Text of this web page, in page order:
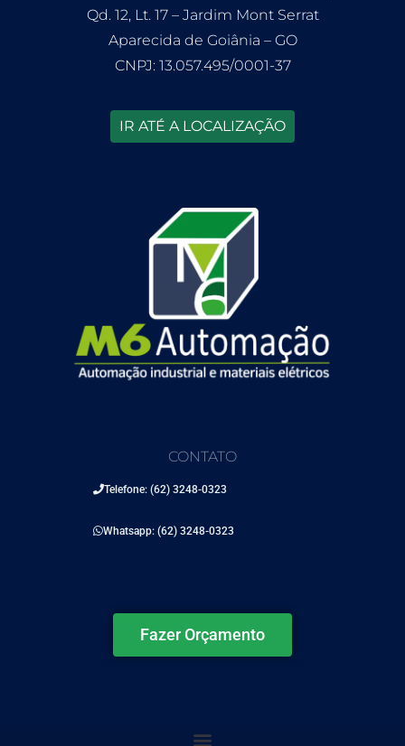
Qd. 12, Lt. 17 – Jardim Mont Serrat
Aparecida de Goiânia – GO
CNPJ: 13.057.495/0001-37
IR ATÉ A LOCALIZAÇÃO
CONTATO
Telefone: (62) 3248-0323
Whatsapp: (62) 3248-0323
Fazer Orçamento